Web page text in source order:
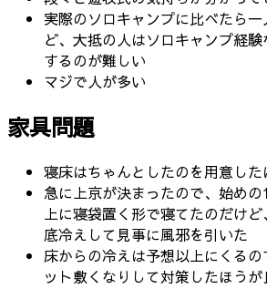
実際のソロキャンプに比べたら
ど、大抵の人はソロキャンプ経
するのが難しい
マジで人が多い
家具問題
寝床はちゃんとしたのを用意した
急に上京が決まったので、始め
上に寝袋置く形で寝てたのだけ
底冷えして見事に風邪を引いた
床からの冷えは予想以上にくる
ット敷くなりして対策したほうが